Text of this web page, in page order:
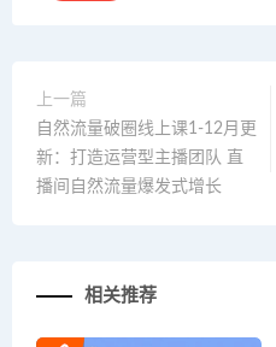
上一篇
自然流量破圈线上课1-12月更
新：打造运营型主播团队 直
播间自然流量爆发式增长
相关推荐